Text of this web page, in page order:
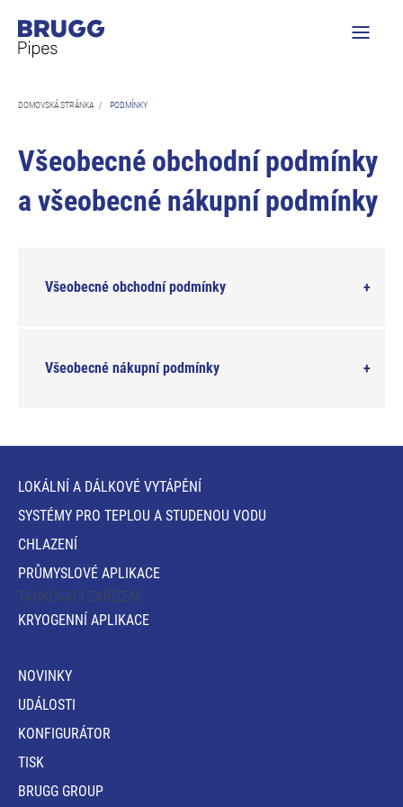
DOMOVSKÁ STRÁNKA / PODMÍNKY
Všeobecné obchodní podmínky
a všeobecné nákupní podmínky
Všeobecné obchodní podmínky
Všeobecné nákupní podmínky
LOKÁLNÍ A DÁLKOVÉ VYTÁPĚNÍ
SYSTÉMY PRO TEPLOU A STUDENOU VODU
CHLAZENÍ
PRŮMYSLOVÉ APLIKACE
TANKOVACÍ ZAŘÍZENÍ
KRYOGENNÍ APLIKACE
NOVINKY
UDÁLOSTI
KONFIGURÁTOR
TISK
BRUGG GROUP